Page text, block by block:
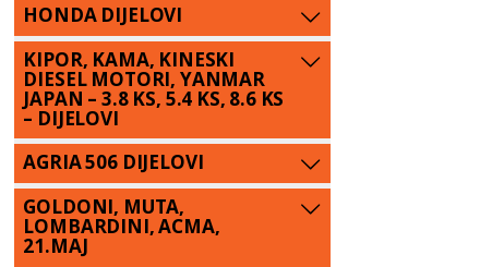
HONDA DIJELOVI
KIPOR, KAMA, KINESKI
DIESEL MOTORI, YANMAR
JAPAN – 3.8 KS, 5.4 KS, 8.6 KS
– DIJELOVI
AGRIA 506 DIJELOVI
GOLDONI, MUTA,
LOMBARDINI, ACMA,
21.MAJ